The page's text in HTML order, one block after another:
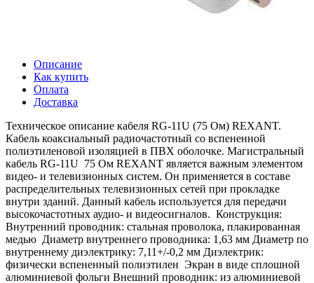
Описание
Как купить
Оплата
Доставка
Техническое описание кабеля RG-11U (75 Ом) REXANT.
Кабель коаксиальный радиочастотный со вспененной
полиэтиленовой изоляцией в ПВХ оболочке. Магистральный
кабель RG-11U 75 Ом REXANT является важным элементом
видео- и телевизионных систем. Он применяется в составе
распределительных телевизионных сетей при прокладке
внутри зданий. Данный кабель используется для передачи
высокочастотных аудио- и видеосигналов. Конструкция:
Внутренний проводник: стальная проволока, плакированная
медью Диаметр внутреннего проводника: 1,63 мм Диаметр по
внутреннему диэлектрику: 7,11+/-0,2 мм Диэлектрик:
физически вспененный полиэтилен Экран в виде сплошной
алюминиевой фольги Внешний проводник: из алюминиевой